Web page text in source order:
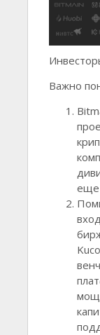
Важно
еще